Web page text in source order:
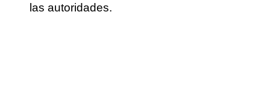
las autoridades.